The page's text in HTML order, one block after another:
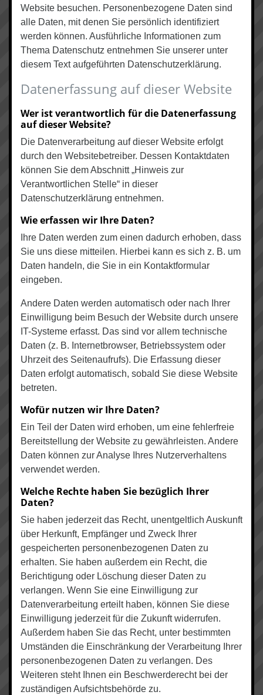
Website besuchen. Personenbezogene Daten sind
alle Daten, mit denen Sie persönlich identifiziert
werden können. Ausführliche Informationen zum
Thema Datenschutz entnehmen Sie unserer unter
diesem Text aufgeführten Datenschutzerklärung.
Datenerfassung auf dieser Website
Wer ist verantwortlich für die Datenerfassung
auf dieser Website?
Die Datenverarbeitung auf dieser Website erfolgt
durch den Websitebetreiber. Dessen Kontaktdaten
können Sie dem Abschnitt „Hinweis zur
Verantwortlichen Stelle“ in dieser
Datenschutzerklärung entnehmen.
Wie erfassen wir Ihre Daten?
Ihre Daten werden zum einen dadurch erhoben, dass
Sie uns diese mitteilen. Hierbei kann es sich z. B. um
Daten handeln, die Sie in ein Kontaktformular
eingeben.
Andere Daten werden automatisch oder nach Ihrer
Einwilligung beim Besuch der Website durch unsere
IT-Systeme erfasst. Das sind vor allem technische
Daten (z. B. Internetbrowser, Betriebssystem oder
Uhrzeit des Seitenaufrufs). Die Erfassung dieser
Daten erfolgt automatisch, sobald Sie diese Website
betreten.
Wofür nutzen wir Ihre Daten?
Ein Teil der Daten wird erhoben, um eine fehlerfreie
Bereitstellung der Website zu gewährleisten. Andere
Daten können zur Analyse Ihres Nutzerverhaltens
verwendet werden.
Welche Rechte haben Sie bezüglich Ihrer
Daten?
Sie haben jederzeit das Recht, unentgeltlich Auskunft
über Herkunft, Empfänger und Zweck Ihrer
gespeicherten personenbezogenen Daten zu
erhalten. Sie haben außerdem ein Recht, die
Berichtigung oder Löschung dieser Daten zu
verlangen. Wenn Sie eine Einwilligung zur
Datenverarbeitung erteilt haben, können Sie diese
Einwilligung jederzeit für die Zukunft widerrufen.
Außerdem haben Sie das Recht, unter bestimmten
Umständen die Einschränkung der Verarbeitung Ihrer
personenbezogenen Daten zu verlangen. Des
Weiteren steht Ihnen ein Beschwerderecht bei der
zuständigen Aufsichtsbehörde zu.